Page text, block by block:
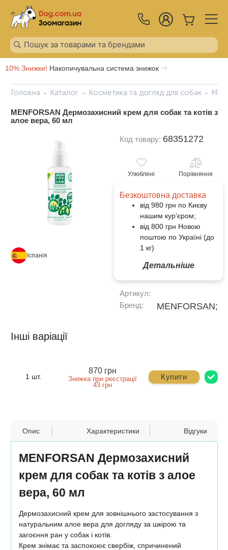
10% Знижки! Накопичувальна система знижок
Головна Каталог Косметика та догляд для собак
MENFORSAN Дермозахисний крем для собак та котів з
алое вера, 60 мл
Іспанія
Код товару: 68351272
Улюблені Порівняння
Безкоштовна доставка
від 980 грн по Києву
нашим кур'єром;
від 800 грн Новою
поштою по Україні (до
1 кг)
Детальніше
Артикул:
Бренд:
MENFORSAN;
Інші варіації
1 шт.
870 грн
Знижка при реєстрації
43 грн
Купити
Опис Характеристики Відгуки
MENFORSAN Дермозахисний
крем для собак та котів з алое
вера, 60 мл
Дермозахисний крем для зовнішнього застосування з
натуральним алое вера для догляду за шкірою та
загоєння ран у собак і котів.
Крем знімає та заспокоює свербіж, спричинений